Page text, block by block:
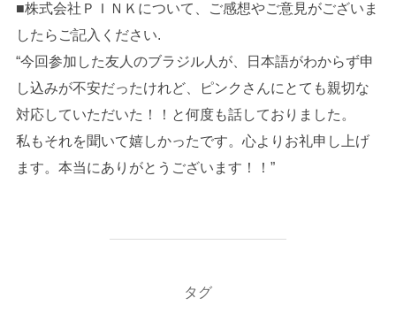
■株式会社ＰＩＮＫについて、ご感想やご意見がございま
したらご記入ください.
“今回参加した友人のブラジル人が、日本語がわからず申
し込みが不安だったけれど、ピンクさんにとても親切な
対応していただいた！！と何度も話しておりました。
私もそれを聞いて嬉しかったです。心よりお礼申し上げ
ます。本当にありがとうございます！！”
タグ